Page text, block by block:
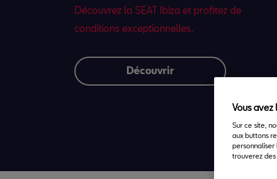
Découvrez la SEAT Ibiza et profitez de
conditions exceptionnelles.
Découvrir
Vous
Sur ce site,
aux buttons
personnaliser
trouverez